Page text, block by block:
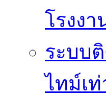
โรงง
ระบบ
ไทม์เ